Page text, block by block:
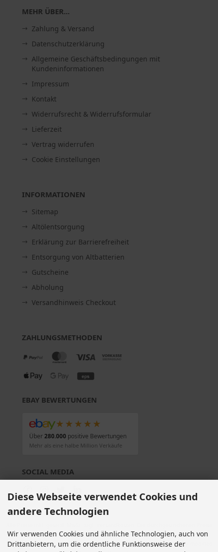
MEHR ÜBER...
Zahlung & Versand
Datenschutzerklärung
Allgemeine Geschäftsbedingungen mit
Kundeninformationen
Impressum
Kontakt
Widerrufsrecht & Widerrufsformular
Lieferzeit
Vertrag widerrufen
Cookie Einstellungen
INFORMATIONEN
Sitemap
Altölentsorgung
Erklärung zur Barrierefreiheit
Entsorgung von Altbatterien
Gutscheine
Abholung
Versandhinweis Checkout
ZAHLUNGSMETHODEN
EBAY BEWERTUNGEN
★★★★★
Über280.000positive Bewertungen
Mehr als eine halbe Million Verkäufe
SOCIAL MEDIA
entsprechen dem bisherigen Preis bei Motorradteile & Motorrad Ersatzteile.
Motorradteile & Motorrad Ersatzteile © 2026 | Template © 2009-2026 by modified
Diese Webseite verwendet Cookies und
andere Technologien
Wir verwenden Cookies und ähnliche Technologien, auch von
Drittanbietern, um die ordentliche Funktionsweise der